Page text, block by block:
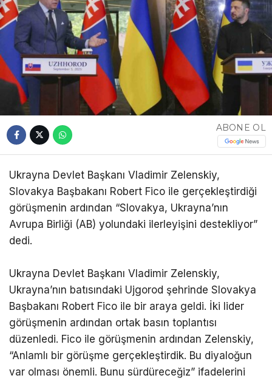
ABONE OL
Ukrayna Devlet Başkanı Vladimir Zelenskiy,
Slovakya Başbakanı Robert Fico ile gerçekleştirdiği
görüşmenin ardından “Slovakya, Ukrayna’nın
Avrupa Birliği (AB) yolundaki ilerleyişini destekliyor”
dedi.
Ukrayna Devlet Başkanı Vladimir Zelenskiy,
Ukrayna’nın batısındaki Ujgorod şehrinde Slovakya
Başbakanı Robert Fico ile bir araya geldi. İki lider
görüşmenin ardından ortak basın toplantısı
düzenledi. Fico ile görüşmenin ardından Zelenskiy,
“Anlamlı bir görüşme gerçekleştirdik. Bu diyaloğun
var olması önemli. Bunu sürdüreceğiz” ifadelerini